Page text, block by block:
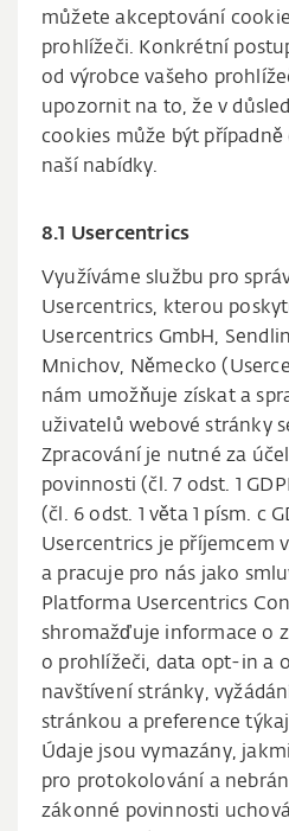
můžete akceptování
prohlížeči. Konkrétní
od výrobce vašeho
upozornit na to, že v
cookies může být
naší nabídky.
8.1 Usercentrics
Využíváme službu pro
Usercentrics, kterou
Usercentrics GmbH,
Mnichov, Německo
nám umožňuje získat a
uživatelů webové stránky
Zpracování je nutné za
povinnosti (čl. 7 odst. 1
(čl. 6 odst. 1 věta 1 písm. c
Usercentrics je příjemcem
a pracuje pro nás jako
Platforma Usercentrics
shromažďuje informace o
o prohlížeči, data opt-in a
navštívení stránky,
stránkou a preference
Údaje jsou vymazány,
pro protokolování a
zákonné povinnosti